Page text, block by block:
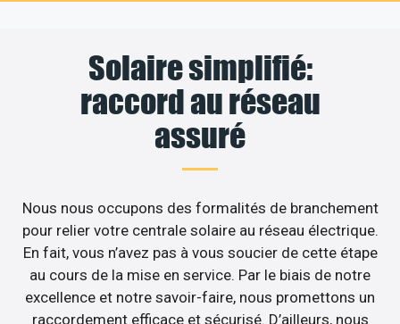
Solaire simplifié:
raccord au réseau
assuré
Nous nous occupons des formalités de branchement
pour relier votre centrale solaire au réseau électrique.
En fait, vous n’avez pas à vous soucier de cette étape
au cours de la mise en service. Par le biais de notre
excellence et notre savoir-faire, nous promettons un
raccordement efficace et sécurisé. D’ailleurs, nous